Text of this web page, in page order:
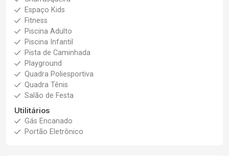
Espaço Kids
Fitness
Piscina Adulto
Piscina Infantil
Pista de Caminhada
Playground
Quadra Poliesportiva
Quadra Tênis
Salão de Festa
Utilitários
Gás Encanado
Portão Eletrônico